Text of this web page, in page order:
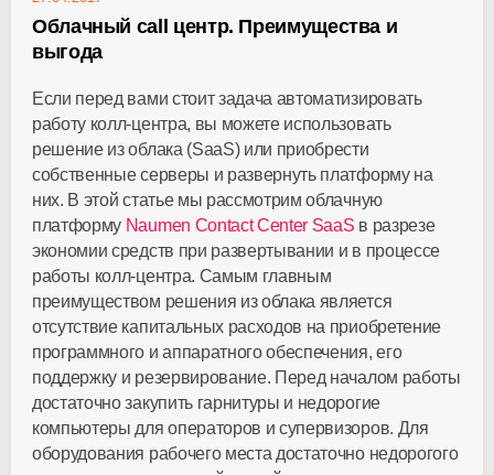
Облачный call центр. Преимущества и
выгода
Если перед вами стоит задача автоматизировать
работу колл-центра, вы можете использовать
решение из облака (SaaS) или приобрести
собственные серверы и развернуть платформу на
них. В этой статье мы рассмотрим облачную
платформу Naumen Contact Center SaaS в разрезе
экономии средств при развертывании и в процессе
работы колл-центра. Самым главным
преимуществом решения из облака является
отсутствие капитальных расходов на приобретение
программного и аппаратного обеспечения, его
поддержку и резервирование. Перед началом работы
достаточно закупить гарнитуры и недорогие
компьютеры для операторов и супервизоров. Для
оборудования рабочего места достаточно недорогого